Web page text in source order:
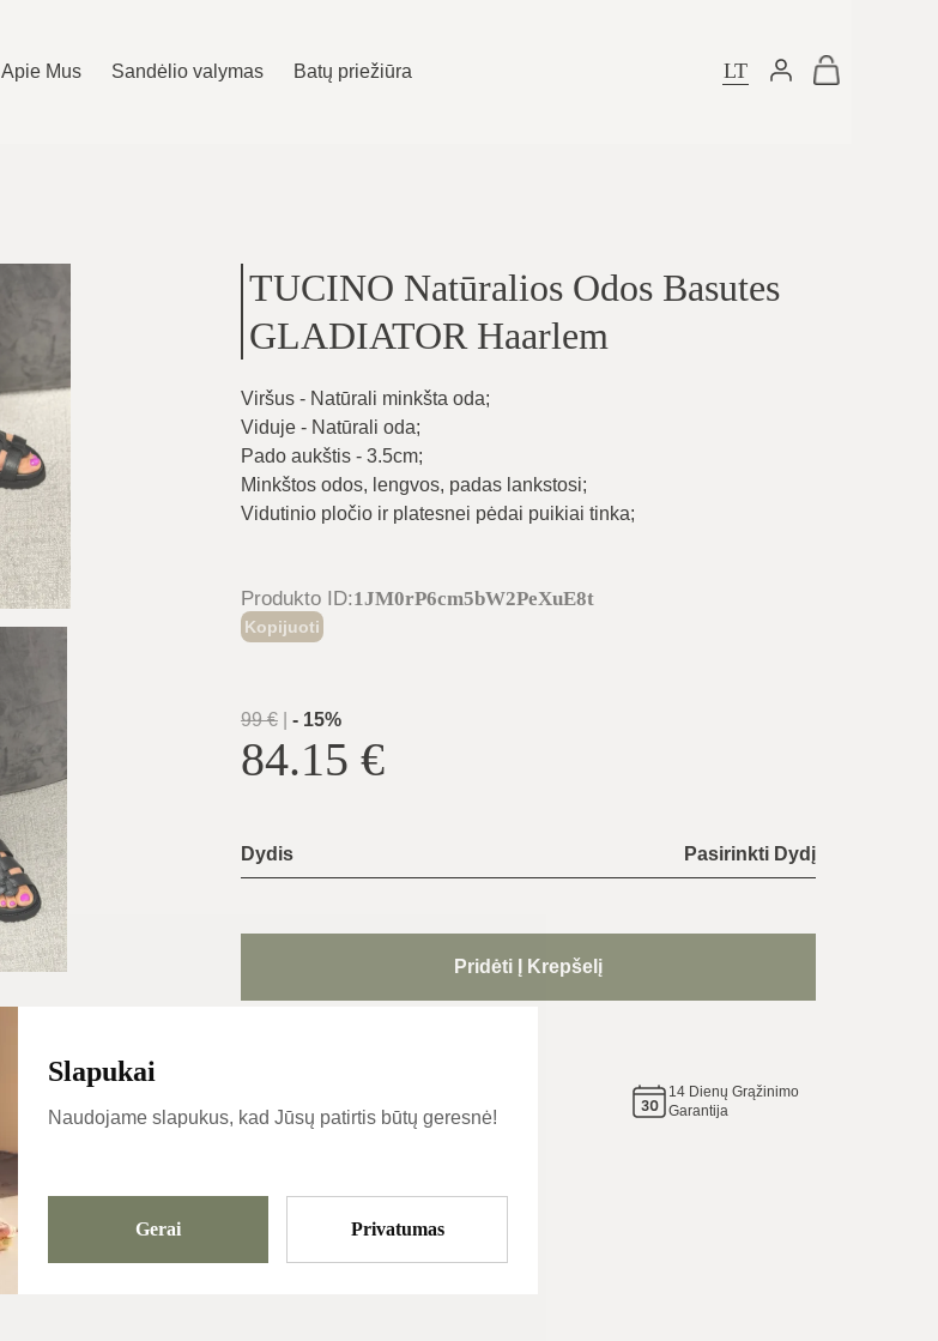
Slapukai
Naudojame slapukus, kad Jūsų patirtis būtų geresnė!
Gerai Privatumas
Apie Mus Sandėlio valymas Batų priežiūra LT
TUCINO Natūralios Odos Basutes
GLADIATOR Haarlem
Viršus - Natūrali minkšta oda;
Viduje - Natūrali oda;
Pado aukštis - 3.5cm;
Minkštos odos, lengvos, padas lankstosi;
Vidutinio pločio ir platesnei pėdai puikiai tinka;
Produkto ID:1JM0rP6cm5bW2PeXuE8t
Kopijuoti
99€ - 15%
84.15 €
Dydis Pasirinkti Dydį
Pridėti Į Krepšelį
pačią dieną
14 Dienų Grąžinimo
Garantija